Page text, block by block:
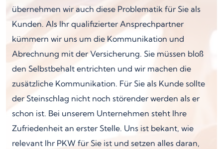
übernehmen wir auch diese Problematik für Sie als
Kunden. Als Ihr qualifizierter Ansprechpartner
kümmern wir uns um die Kommunikation und
Abrechnung mit der Versicherung. Sie müssen bloß
den Selbstbehalt entrichten und wir machen die
zusätzliche Kommunikation. Für Sie als Kunde sollte
der Steinschlag nicht noch störender werden als er
schon ist. Bei unserem Unternehmen steht Ihre
Zufriedenheit an erster Stelle. Uns ist bekant, wie
relevant Ihr PKW für Sie ist und setzen alles daran,